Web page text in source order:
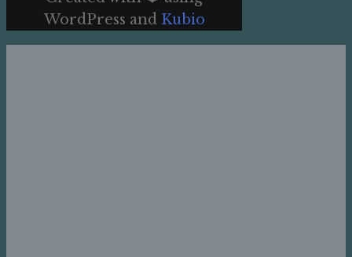
WordPress and Kubio